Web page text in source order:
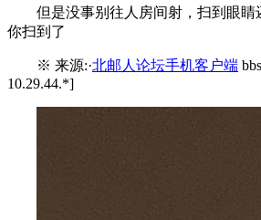
但是没事别往人房间射，扫到眼睛
你扫到了
※ 来源:·北邮人论坛手机客户端
10.29.44.*]